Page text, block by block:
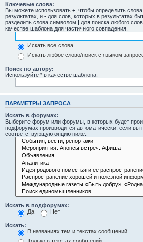
Ключевые слова:
Вы можете использовать + , чтобы определить
результатах, и - для слов, которых в результатах
разделить слова символом | для поиска любого
качестве шаблона для частичного совпадения.
Искать все слова
Искать любое слово/поиск с языком
Поиск по автору:
Используйте * в качестве шаблона.
ПАРАМЕТРЫ ЗАПРОСА
Искать в форумах:
Выберите форум или форумы, в которых будет
подфорумах производится автоматически, если вы
соответствующую опцию ниже.
Искать в подфорумах:
Да
Нет
Искать:
В названиях тем и текстах сообщений